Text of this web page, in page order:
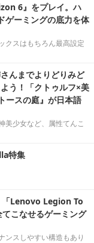
6』をプレイ。ハ
ゲーミングの底力を体
クスはもちろん最高設定
んまでよりどりみど
う！「クトゥルフ×美
ースの庭』が日本語
美少女など、属性てんこ
特集
「Lenovo Legion To
こなせるゲーミング
ンスしやすい構造もあり